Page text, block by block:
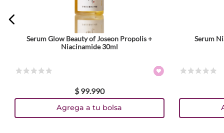
Serum Glow Beauty of Joseon Propolis +
Niacinamide 30ml
$ 99.990
Agrega a tu bolsa
Serum